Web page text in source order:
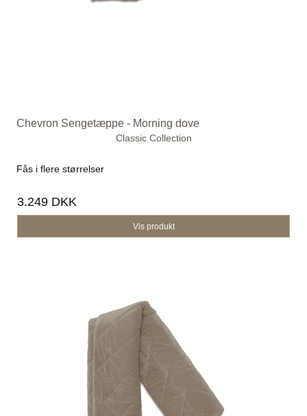
Chevron Sengetæppe - Morning dove
Classic Collection
Fås i flere størrelser
3.249 DKK
Vis produkt